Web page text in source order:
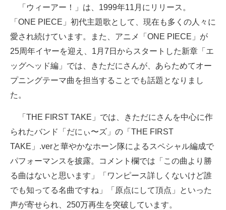
企業向けIT製品の総合サイト
IT製品の技術・比較・事例
製造業のIT導入・活用を支援
モノづくり技術者専門サイト
電子設計の基本と応用
エネルギーの専門メディア
建設×テクノロジーの最前線
ちょっと気になるネットの話題
「ウィーアー！」は、1999年11月にリリース。
「ONE PIECE」初代主題歌として、現在も多くの人々に
愛され続けています。また、アニメ「ONE PIECE」が
25周年イヤーを迎え、1月7日からスタートした新章「エ
ッグヘッド編」では、きただにさんが、あらためてオー
プニングテーマ曲を担当することでも話題となりまし
た。
「THE FIRST TAKE」では、きただにさんを中心に作
られたバンド「だにぃ〜ズ」の「THE FIRST
TAKE」.verと華やかなホーン隊によるスペシャル編成で
パフォーマンスを披露。コメント欄では「この曲より勝
る曲はないと思います」「ワンピース詳しくないけど誰
でも知ってる名曲ですね」「原点にして頂点」といった
声が寄せられ、250万再生を突破しています。